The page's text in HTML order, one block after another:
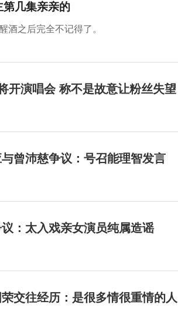
第几集亲亲的
酒之后完全不记得了。
开演唱会 称不是故意让粉丝失望
曾沛慈争议：号召能理智发言
：太入戏亲女演员纯属造谣
交往经历：是很多情很重情的人